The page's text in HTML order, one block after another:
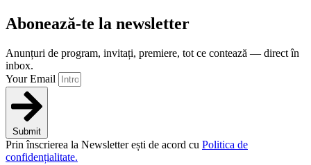
Abonează-te la newsletter
Anunțuri de program, invitați, premiere, tot ce contează — direct în
inbox.
Your Email
Submit
Prin înscrierea la Newsletter ești de acord cu Politica de
confidențialitate.